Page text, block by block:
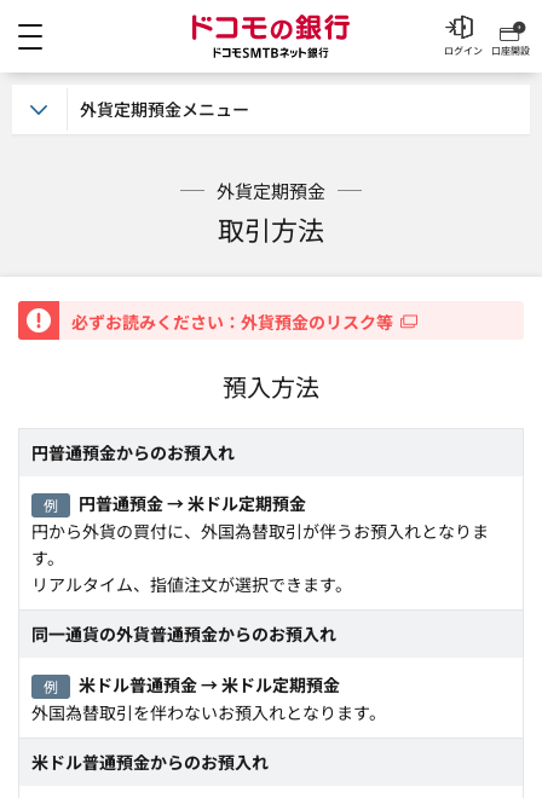
ドコモの銀行 ドコモ
口座開設
ログイン
外貨定期預金
取引方法
重要
必ずお読みください：外貨預金のリスク等
預入方法
円普通預金からのお預入れ
例
円普通預金 → 米ドル定期預金
円から外貨の買付に、外国為替取引が伴うお預入れとなりま
す。
リアルタイム、指値注文が選択できます。
同一通貨の外貨普通預金からのお預入れ
例
米ドル普通預金 → 米ドル定期預金
外国為替取引を伴わないお預入れとなります。
米ドル普通預金からのお預入れ
外貨定期預金メニュー